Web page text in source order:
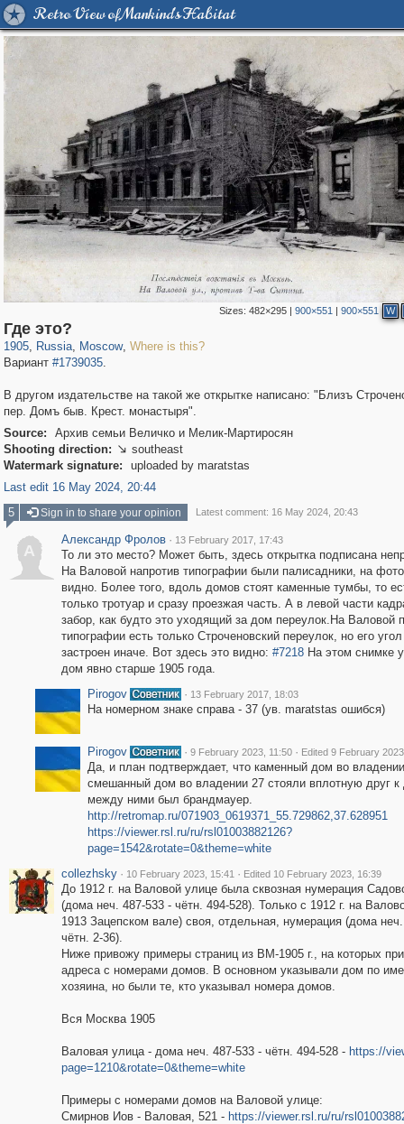
Retro View of Mankind's Habitat
Sizes: 482×295| 900×551 | 900×551 W
Где это?
1905, Russia
1,406,837
, Moscow
319,861
, Where is this?
Вариант #1739035.
В другом издательстве на такой же открытке написано: "Близъ
пер. Домъ быв. Крест. монастыря".
Source:
Архив семьи Величко и Мелик-Мартиросян
Shooting direction:  southeast
Watermark signature:
uploaded by maratstas
Last edit 16 May 2024, 20:44
5
Sign in to share your opinion Latest comment: 16 May 2024, 20:43
А
Александр Фролов · 13 February 2017, 17:43
То ли это место? Может быть, здесь открытка подписана
На Валовой напротив типографии были палисадники, на
видно. Более того, вдоль домов стоят каменные тумбы, то
только тротуар и сразу проезжая часть. А в левой части
забор, как будто это уходящий за дом переулок.На Валовой
типографии есть только Строченовский переулок, но его
застроен иначе. Вот здесь это видно: #7218На этом снимке
дом явно старше 1905 года.
Pirogov
· 13 February 2017, 18:03
На номерном знаке справа - 37 (ув. maratstas ошибся)
Pirogov · 9 February 2023, 11:50 · Edited 9 February
Да, и план подтверждает, что каменный дом во
смешанный дом во владении 27 стояли вплотную друг к
между ними был брандмауер.
http://retromap.ru/071903_0619371_55.729862,37.628951
https://viewer.rsl.ru/ru/rsl01003882126?
page=1542&rotate=0&theme=white
collezhsky · 10 February 2023, 15:41 · Edited 10 February 2023, 16:39
До 1912 г. на Валовой улице была сквозная нумерация
(дома неч. 487-533 - чётн. 494-528). Только с 1912 г. на
1913 Зацепском вале) своя, отдельная, нумерация (дома
чётн. 2-36).
Ниже привожу примеры страниц из ВМ-1905 г., на которых
адреса с номерами домов. В основном указывали дом по
хозяина, но были те, кто указывал номера домов.
Вся Москва 1905
Валовая улица - дома неч. 487-533 - чётн. 494-528 - https://
page=1210&rotate=0&theme=white
Примеры с номерами домов на Валовой улице:
Смирнов Иов - Валовая, 521 - https://viewer.rsl.ru/ru/